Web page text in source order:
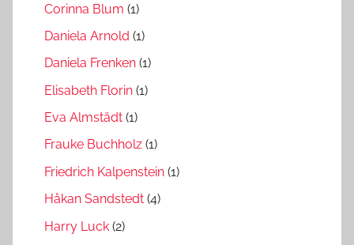
Corinna Blum (1)
Daniela Arnold (1)
Daniela Frenken (1)
Elisabeth Florin (1)
Eva Almstädt (1)
Frauke Buchholz (1)
Friedrich Kalpenstein (1)
Håkan Sandstedt (4)
Harry Luck (2)